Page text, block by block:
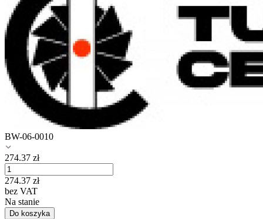
BW-06-0010
274.37 zł
274.37 zł
bez VAT
Na stanie
Do koszyka